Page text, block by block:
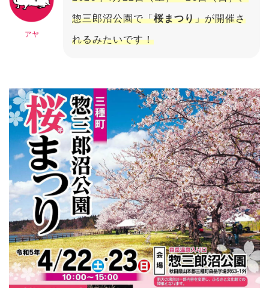
アヤ
惣三郎沼公園で「桜まつり」が開催さ
れるみたいです！